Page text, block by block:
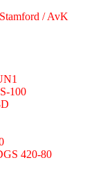
/ AvK
100
420-80